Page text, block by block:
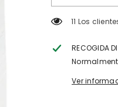
11 Los
RECOGIDA
Ver